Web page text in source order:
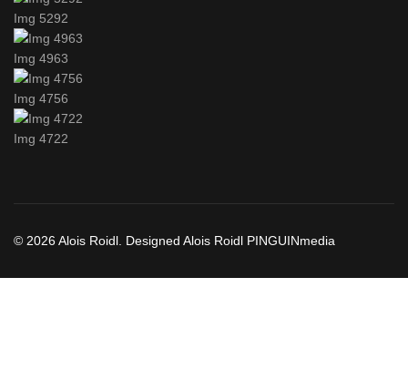
Img 5292
Img 4963
Img 4756
Img 4722
© 2026 Alois Roidl. Designed Alois Roidl PINGUINmedia